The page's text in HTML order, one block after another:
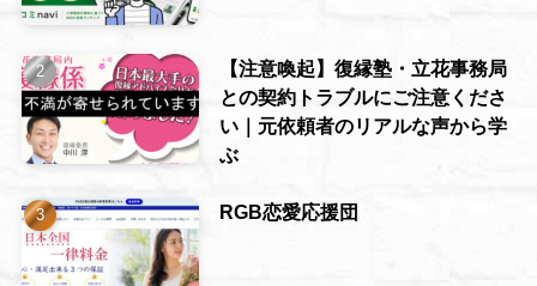
【注意喚起】復縁塾・立花事務局
との契約トラブルにご注意くださ
い｜元依頼者のリアルな声から学
ぶ
RGB恋愛応援団